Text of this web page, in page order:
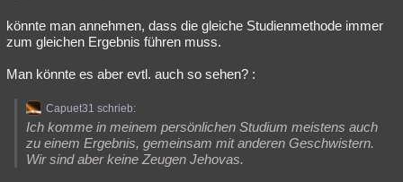
könnte man annehmen, dass die gleiche Studienmethode immer
zum gleichen Ergebnis führen muss.
Man könnte es aber evtl. auch so sehen? :
Capuet31 schrieb:
Ich komme in meinem persönlichen Studium meistens auch
zu einem Ergebnis, gemeinsam mit anderen Geschwistern.
Wir sind aber keine Zeugen Jehovas.